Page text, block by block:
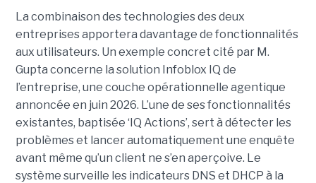
La combinaison des technologies des deux
entreprises apportera davantage de fonctionnalités
aux utilisateurs. Un exemple concret cité par M.
Gupta concerne la solution Infoblox IQ de
l’entreprise, une couche opérationnelle agentique
annoncée en juin 2026. L’une de ses fonctionnalités
existantes, baptisée ‘IQ Actions’, sert à détecter les
problèmes et lancer automatiquement une enquête
avant même qu’un client ne s’en aperçoive. Le
système surveille les indicateurs DNS et DHCP à la